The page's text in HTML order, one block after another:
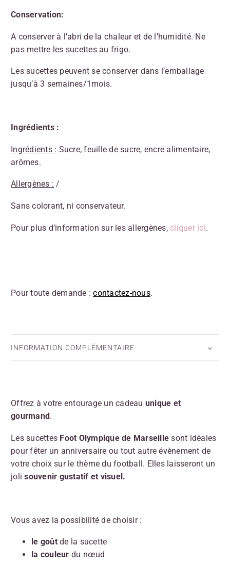
Conservation:
A conserver à l’abri de la chaleur et de l’humidité. Ne
pas mettre les sucettes au frigo.
Les sucettes peuvent se conserver dans l’emballage
jusqu’à 3 semaines/1mois.
Ingrédients :
Ingrédients : Sucre, feuille de sucre, encre alimentaire,
arômes.
Allergènes : /
Sans colorant, ni conservateur.
Pour plus d’information sur les allergènes, cliquer ici.
Pour toute demande :contactez-nous.
INFORMATION COMPLÉMENTAIRE
Offrez à votre entourage un cadeau unique et
gourmand.
Les sucettes Foot Olympique de Marseille sont idéales
pour fêter un anniversaire ou tout autre évènement de
votre choix sur le thème du football. Elles laisseront un
jolisouvenir gustatif et visuel.
Vous avez la possibilité de choisir :
le goût de la sucette
la couleur du nœud